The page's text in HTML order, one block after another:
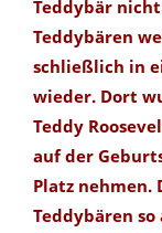
Teddybär
Teddybären
schließlich in
wieder. Dort
Teddy
auf der
Platz nehmen.
Teddybären so